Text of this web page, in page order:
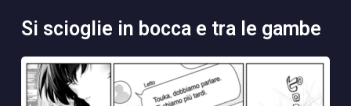
si scioglie in bocca e tra le gambe